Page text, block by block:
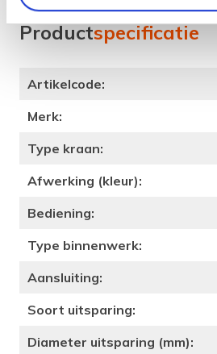
kans op lekkage en een stroeve
Productspecificatie
Artikelcode:
Merk:
Type kraan:
Afwerking (kleur):
Bediening:
Type binnenwerk:
Aansluiting:
Soort uitsparing:
Diameter uitsparing (mm):